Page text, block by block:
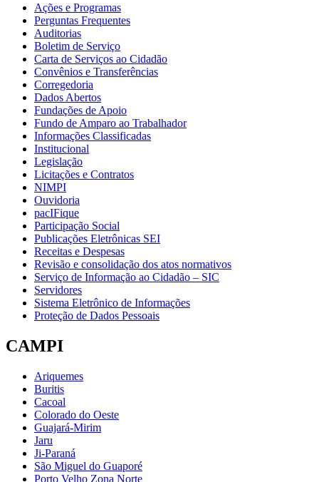
Ações e Programas
Perguntas Frequentes
Auditorias
Boletim de Serviço
Carta de Serviços ao Cidadão
Convênios e Transferências
Corregedoria
Dados Abertos
Fundações de Apoio
Fundo de Amparo ao Trabalhador
Informações Classificadas
Institucional
Legislação
Licitações e Contratos
NIMPI
Ouvidoria
pacIFique
Participação Social
Publicações Eletrônicas SEI
Receitas e Despesas
Revisão e consolidação dos atos normativos
Serviço de Informação ao Cidadão – SIC
Servidores
Sistema Eletrônico de Informações
Proteção de Dados Pessoais
CAMPI
Ariquemes
Buritis
Cacoal
Colorado do Oeste
Guajará-Mirim
Jaru
Ji-Paraná
São Miguel do Guaporé
Porto Velho Zona Norte